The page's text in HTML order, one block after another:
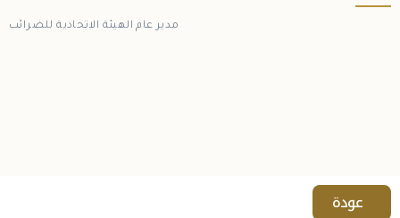
مدير عام الهيئة الاتحادية للضرائب
عودة